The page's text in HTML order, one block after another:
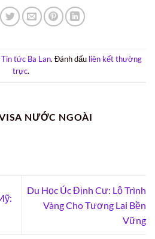
Tin tức Ba Lan. Đánh dấu liên kết thường
trực.
NƯỚC NGOÀI
Du Học Úc Định Cư: Lộ Trình
Vàng Cho Tương Lai Bền
Vững